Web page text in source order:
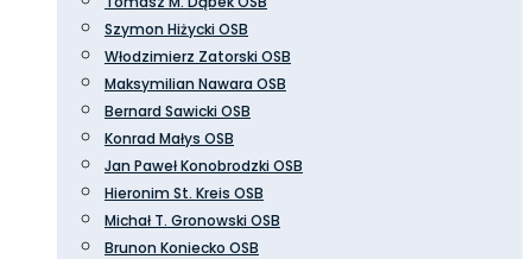
Szymon Hiżycki OSB
Włodzimierz Zatorski OSB
Maksymilian Nawara OSB
Bernard Sawicki OSB
Konrad Małys OSB
Jan Paweł Konobrodzki OSB
Hieronim St. Kreis OSB
Michał T. Gronowski OSB
Brunon Koniecko OSB